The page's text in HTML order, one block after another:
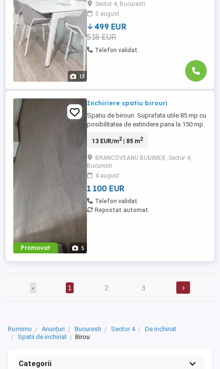
13
recepție cu echipament de birou.
Dimensiunile birourilor și prețurile sunt în
funcție de disponibilitate ...
Sector 4, Bucuresti
5 august
499 EUR
518 EUR
Telefon validat
Promovat 5
Inchiriere spatiu birouri
Spatiu de birouri. Suprafata utile 85 mp cu
posibilitatea de extindere pana la 150 mp.
13 EUR/m2| 85 m2
BRANCOVEANU BUDIMEX, Sector 4,
Bucuresti
4 august
1 100 EUR
Telefon validat
Repostat automat
‹ 1 2 3 ›
Romimo Anunțuri Bucuresti Sector 4
De inchiriat
Spatii de inchiriat
Birou
Categorii